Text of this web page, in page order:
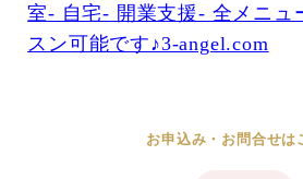
室- 自宅- 開業支援- 全メニュ
スン可能です♪3-angel.com
お申込み・お問合せは